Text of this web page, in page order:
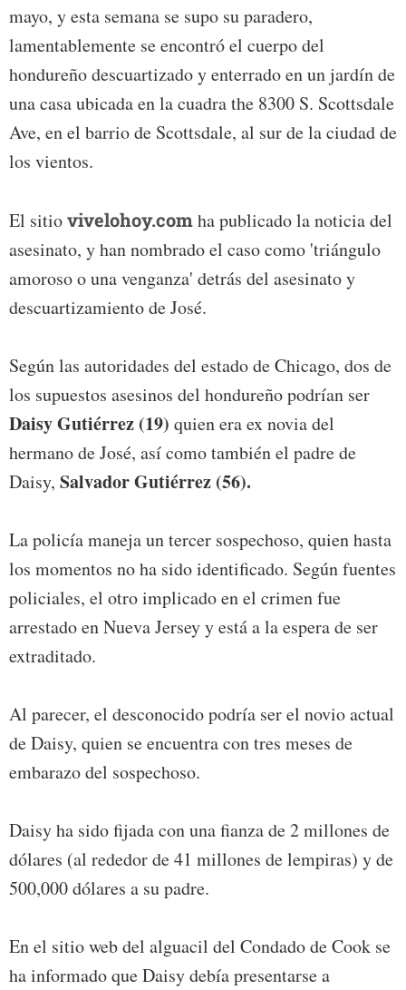
mayo, y esta semana se supo su paradero,
lamentablemente se encontró el cuerpo del
hondureño descuartizado y enterrado en un jardín de
una casa ubicada en la cuadra the 8300 S. Scottsdale
Ave, en el barrio de Scottsdale, al sur de la ciudad de
los vientos.
El sitiovivelohoy.comha publicado la noticia del
asesinato, y han nombrado el caso como 'triángulo
amoroso o una venganza' detrás del asesinato y
descuartizamiento de José.
Según las autoridades del estado de Chicago, dos de
los supuestos asesinos del hondureño podrían ser
Daisy Gutiérrez (19) quien era ex novia del
hermano de José, así como también el padre de
Daisy, Salvador Gutiérrez (56).
La policía maneja un tercer sospechoso, quien hasta
los momentos no ha sido identificado. Según fuentes
policiales, el otro implicado en el crimen fue
arrestado en Nueva Jersey y está a la espera de ser
extraditado.
Al parecer, el desconocido podría ser el novio actual
de Daisy, quien se encuentra con tres meses de
embarazo del sospechoso.
Daisy ha sido fijada con una fianza de 2 millones de
dólares (al rededor de 41 millones de lempiras) y de
500,000 dólares a su padre.
En el sitio web del alguacil del Condado de Cook se
ha informado que Daisy debía presentarse a